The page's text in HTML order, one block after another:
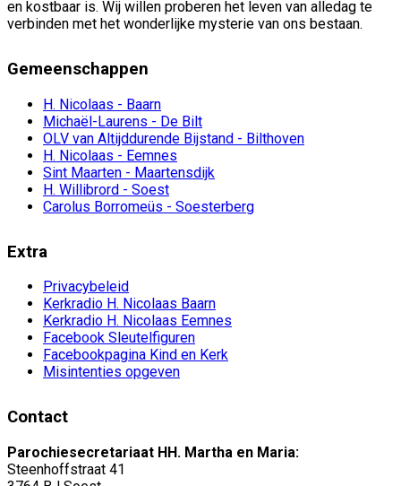
en kostbaar is. Wij willen proberen het leven van alledag te
verbinden met het wonderlijke mysterie van ons bestaan.
Gemeenschappen
H. Nicolaas - Baarn
Michaël-Laurens - De Bilt
OLV van Altijddurende Bijstand - Bilthoven
H. Nicolaas - Eemnes
Sint Maarten - Maartensdijk
H. Willibrord - Soest
Carolus Borromeüs - Soesterberg
Extra
Privacybeleid
Kerkradio H. Nicolaas Baarn
Kerkradio H. Nicolaas Eemnes
Facebook Sleutelfiguren
Facebookpagina Kind en Kerk
Misintenties opgeven
Contact
Parochiesecretariaat HH. Martha en Maria:
Steenhoffstraat 41